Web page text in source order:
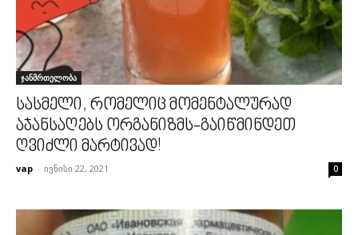
ჯანმრთელობა
სასმელი, რომელიც მომენტალურად
აჯანსაღებს ორგანიზმს-გაიწმინდეთ
ღვიძლი მარტივად!
vap - ივნისი 22, 2021 0